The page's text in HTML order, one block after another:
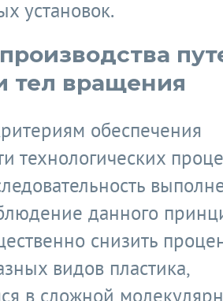
установок.
тел вращения
обеспечения
технологических
данного
снизить
видов пластика,
в сложной